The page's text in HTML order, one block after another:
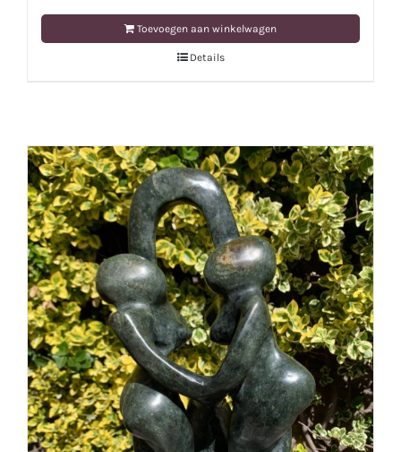
Toevoegen aan winkelwagen
Details